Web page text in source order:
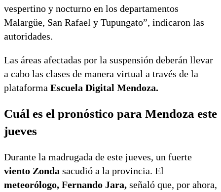
vespertino y nocturno en los departamentos
Malargüe, San Rafael y Tupungato”, indicaron las
autoridades.
Las áreas afectadas por la suspensión deberán llevar
a cabo las clases de manera virtual a través de la
plataforma Escuela Digital Mendoza.
Cuál es el pronóstico para Mendoza este
jueves
Durante la madrugada de este jueves, un fuerte
viento Zonda sacudió a la provincia. El
meteorólogo, Fernando Jara, señaló que, por ahora,